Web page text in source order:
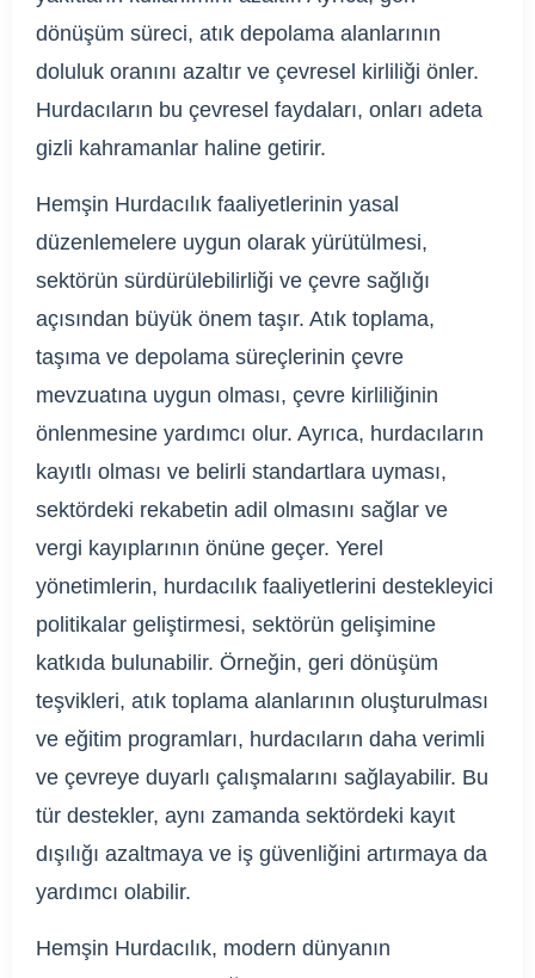
dönüşüm süreci, atık depolama alanlarının
doluluk oranını azaltır ve çevresel kirliliği önler.
Hurdacıların bu çevresel faydaları, onları adeta
gizli kahramanlar haline getirir.
Hemşin Hurdacılık faaliyetlerinin yasal
düzenlemelere uygun olarak yürütülmesi,
sektörün sürdürülebilirliği ve çevre sağlığı
açısından büyük önem taşır. Atık toplama,
taşıma ve depolama süreçlerinin çevre
mevzuatına uygun olması, çevre kirliliğinin
önlenmesine yardımcı olur. Ayrıca, hurdacıların
kayıtlı olması ve belirli standartlara uyması,
sektördeki rekabetin adil olmasını sağlar ve
vergi kayıplarının önüne geçer. Yerel
yönetimlerin, hurdacılık faaliyetlerini destekleyici
politikalar geliştirmesi, sektörün gelişimine
katkıda bulunabilir. Örneğin, geri dönüşüm
teşvikleri, atık toplama alanlarının oluşturulması
ve eğitim programları, hurdacıların daha verimli
ve çevreye duyarlı çalışmalarını sağlayabilir. Bu
tür destekler, aynı zamanda sektördeki kayıt
dışılığı azaltmaya ve iş güvenliğini artırmaya da
yardımcı olabilir.
Hemşin Hurdacılık, modern dünyanın